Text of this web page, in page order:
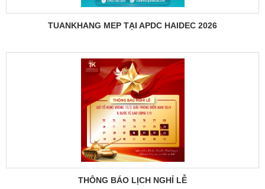
TUANKHANG MEP TẠI APDC HAIDEC 2026
THÔNG BÁO LỊCH NGHỈ LỄ